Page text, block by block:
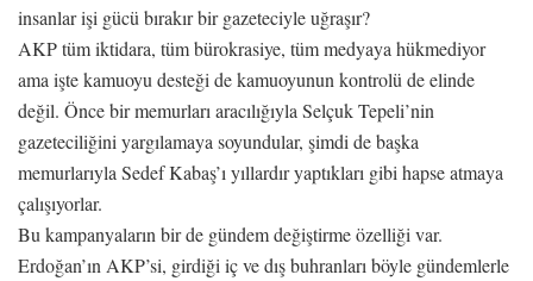
insanlar işi gücü bırakır bir gazeteciyle uğraşır?
AKP tüm iktidara, tüm bürokrasiye, tüm medyaya hükmediyor
ama işte kamuoyu desteği de kamuoyunun kontrolü de elinde
değil. Önce bir memurları aracılığıyla Selçuk Tepeli’nin
gazeteciliğini yargılamaya soyundular, şimdi de başka
memurlarıyla Sedef Kabaş’ı yıllardır yaptıkları gibi hapse atmaya
çalışıyorlar.
Bu kampanyaların bir de gündem değiştirme özelliği var.
Erdoğan’ın AKP’si, girdiği iç ve dış buhranları böyle gündemlerle